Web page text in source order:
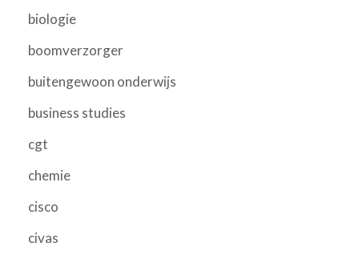
biologie
boomverzorger
buitengewoon onderwijs
business studies
cgt
chemie
cisco
civas